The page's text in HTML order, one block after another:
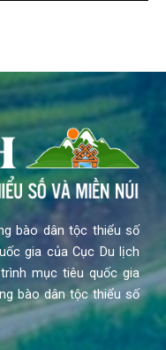
bào dân tộc thiểu số
gia của Cục Du lịch
mục tiêu quốc gia
bào dân tộc thiểu số